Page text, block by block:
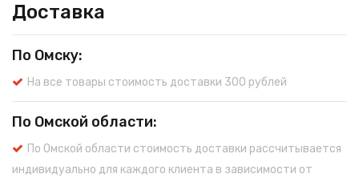
Доставка
По Омску:
На все товары стоимость доставки 300 рублей
По Омской области:
По Омской области стоимость доставки рассчитывается
индивидуально для каждого клиента в зависимости от